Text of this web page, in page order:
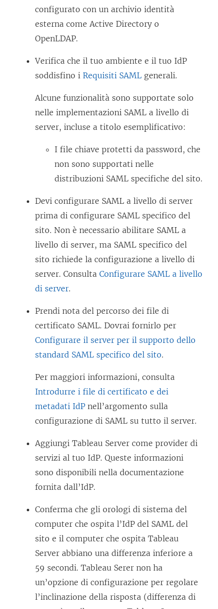
configurato con un archivio identità
esterna come Active Directory o
OpenLDAP.
Verifica che il tuo ambiente e il tuo IdP
soddisfino i Requisiti SAML generali.
Alcune funzionalità sono supportate solo
nelle implementazioni SAML a livello di
server, incluse a titolo esemplificativo:
I file chiave protetti da password, che
non sono supportati nelle
distribuzioni SAML specifiche del sito.
Devi configurare SAML a livello di server
prima di configurare SAML specifico del
sito. Non è necessario abilitare SAML a
livello di server, ma SAML specifico del
sito richiede la configurazione a livello di
server. Consulta Configurare SAML a livello
di server.
Prendi nota del percorso dei file di
certificato SAML. Dovrai fornirlo per
Configurare il server per il supporto dello
standard SAML specifico del sito.
Per maggiori informazioni, consulta
Introdurre i file di certificato e dei
metadati IdP nell’argomento sulla
configurazione di SAML su tutto il server.
Aggiungi Tableau Server come provider di
servizi al tuo IdP. Queste informazioni
sono disponibili nella documentazione
fornita dall’IdP.
Conferma che gli orologi di sistema del
computer che ospita l’IdP del SAML del
sito e il computer che ospita Tableau
Server abbiano una differenza inferiore a
59 secondi. Tableau Serer non ha
un’opzione di configurazione per regolare
l’inclinazione della risposta (differenza di